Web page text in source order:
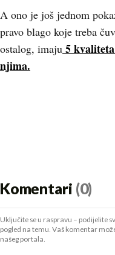
A ono je još jednom
pravo blago koje treba
ostalog, imaju 5
njima.
Komentari (0)
Uključite se u raspravu – podijelite
pogled na temu. Vaš komentar
našeg portala.